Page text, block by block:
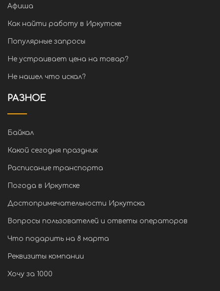
Афиша
Как найти работу в Иркутске
Популярные запросы
Не устраивает цена на товар?
Не нашел что искал?
РАЗНОЕ
Байкал
Какой сегодня праздник
Расписание транспорта
Погода в Иркутске
Достопримечательности Иркутска
Вопросы пользователей и ответы операторов
Что подарить на 8 марта
Реквизиты компании
Хочу за 1000